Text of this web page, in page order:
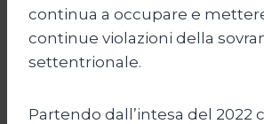
continua a occupare e
continue violazioni della
settentrionale.
Partendo dall’intesa del 2022